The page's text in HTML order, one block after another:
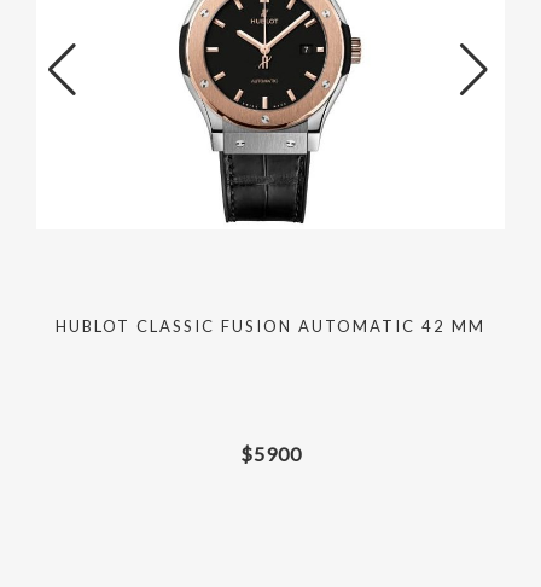
HUBLOT CLASSIC FUSION AUTOMATIC 42 MM
$5900